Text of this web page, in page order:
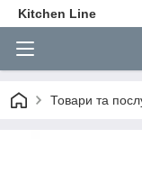
Kitchen Line
Товари та